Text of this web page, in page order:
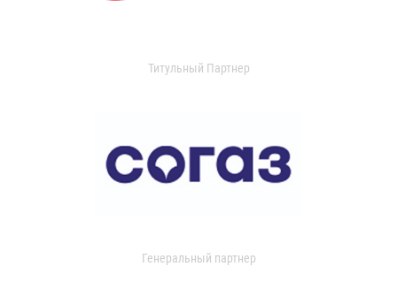
Титульный Партнер
Генеральный партнер